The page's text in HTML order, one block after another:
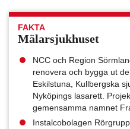
FAKTA
Mälarsjukhuset
NCC och Region
renovera och bygga ut
Eskilstuna, Kullbergska
Nyköpings lasarett.
gemensamma namnet
Instalcobolagen